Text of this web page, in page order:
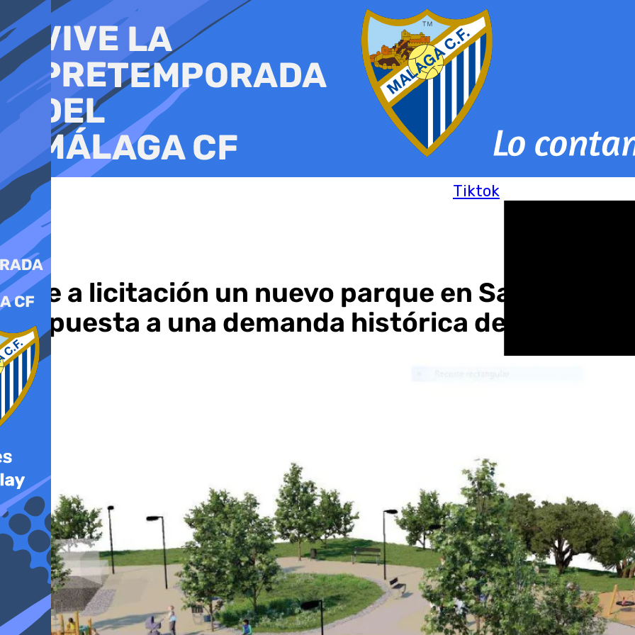
al
contenido
Tiktok
Sale a licitación un nuevo parque en
respuesta a una demanda histórica de los